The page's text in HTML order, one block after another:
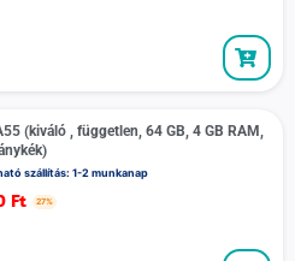
(kiváló , független, 64 GB, 4 GB RAM,
szállítás: 1-2 munkanap
Ft 27%